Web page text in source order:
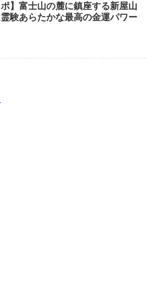
ポ】富士山の麓に鎮座する新屋山
験あらたかな最高の金運パワー